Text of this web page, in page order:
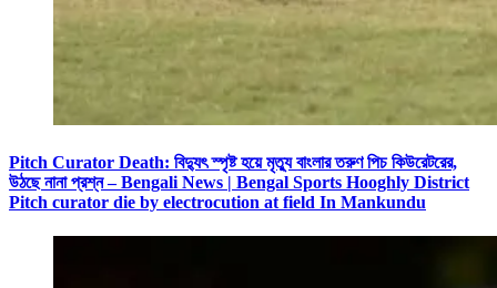
Pitch Curator Death: বিদ্যুৎ স্পৃষ্ট হয়ে মৃত্যু বাংলার তরুণ পিচ কিউরেটরের,
উঠছে নানা প্রশ্ন – Bengali News | Bengal Sports Hooghly District
Pitch curator die by electrocution at field In Mankundu